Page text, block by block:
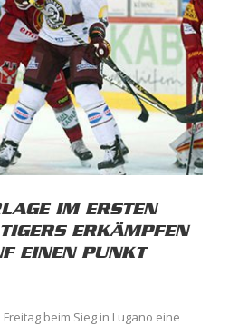
IM ERSTEN
ERKÄMPFEN
EINEN PUNKT
beim Sieg in Lugano eine